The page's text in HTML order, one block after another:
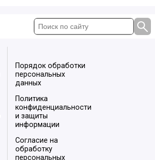
Порядок обработки
персональных
данных
Политика
конфиденциальности
и защиты
информации
Согласие на
обработку
персональных